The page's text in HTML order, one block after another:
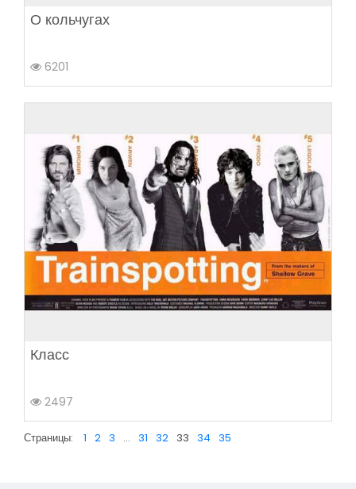
О кольчугах
6201
Класс
2497
Страницы: 1 2 3 ... 31 32 33 34 35